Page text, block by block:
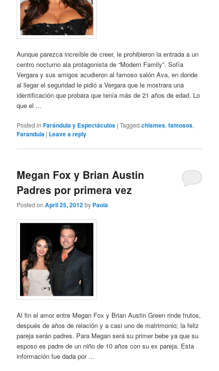
Aunque parezca increíble de creer, le prohibieron la entrada a un
centro nocturno ala protagonista de “Modern Family”. Sofía
Vergara y sus amigos acudieron al famoso salón Ava, en donde
al llegar el seguridad le pidió a Vergara que le mostrara una
identificación que probara que tenía más de 21 años de edad. Lo
que el ...
Posted in Farándula y Espectáculos |Tagged chismes,famosos,
Farandula | Leave a reply
Megan Fox y Brian Austin
Padres por primera vez
Posted onApril 25, 2012by Paola
Al fin el amor entre Megan Fox y Brian Austin Green rinde frutos,
después de años de relación y a casi uno de matrimonio; la feliz
pareja serán padres. Para Megan será su primer bebe ya que su
esposo es padre de un niño de 10 años con su ex pareja. Esta
información fue dada por ...